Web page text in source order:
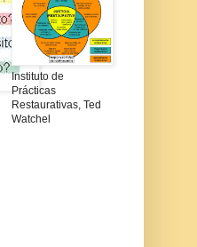
Instituto de
Prácticas
Restaurativas, Ted
Watchel